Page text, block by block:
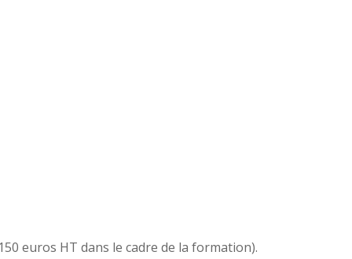
euros HT dans le cadre de la formation).